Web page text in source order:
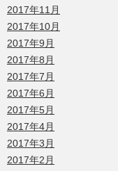
2017年11月
2017年10月
2017年9月
2017年8月
2017年7月
2017年6月
2017年5月
2017年4月
2017年3月
2017年2月